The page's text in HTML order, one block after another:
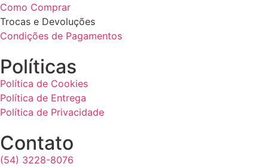
Como Comprar
Trocas e Devoluções
Condições de Pagamentos
Políticas
Política de Cookies
Política de Entrega
Política de Privacidade
Contato
(54) 3228-8076